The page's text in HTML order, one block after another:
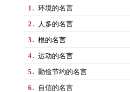
1. 环境的名言
2. 人多的名言
3. 根的名言
4. 运动的名言
5. 勤俭节约的名言
6. 自信的名言